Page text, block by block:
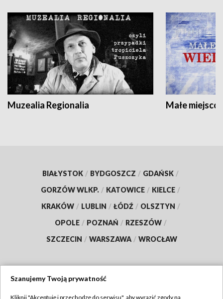
Muzealia Regionalia Małe
BIAŁYSTOK / BYDGOSZCZ / GDAŃSK /
GORZÓW WLKP. / KATOWICE / KIELCE /
KRAKÓW / LUBLIN / ŁÓDŹ / OLSZTYN /
OPOLE / POZNAŃ / RZESZÓW /
SZCZECIN / WARSZAWA / WROCŁAW
Szanujemy Twoją prywatność
Kliknij "Akceptuję i przechodzę do serwisu", aby wyrazić zgody na